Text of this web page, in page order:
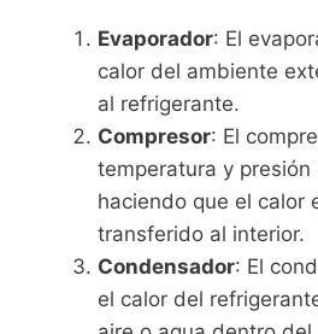
Evaporador: El
calor del ambiente
al refrigerante.
Compresor: El
temperatura y
haciendo que el calor
transferido al interior.
Condensador: El
el calor del